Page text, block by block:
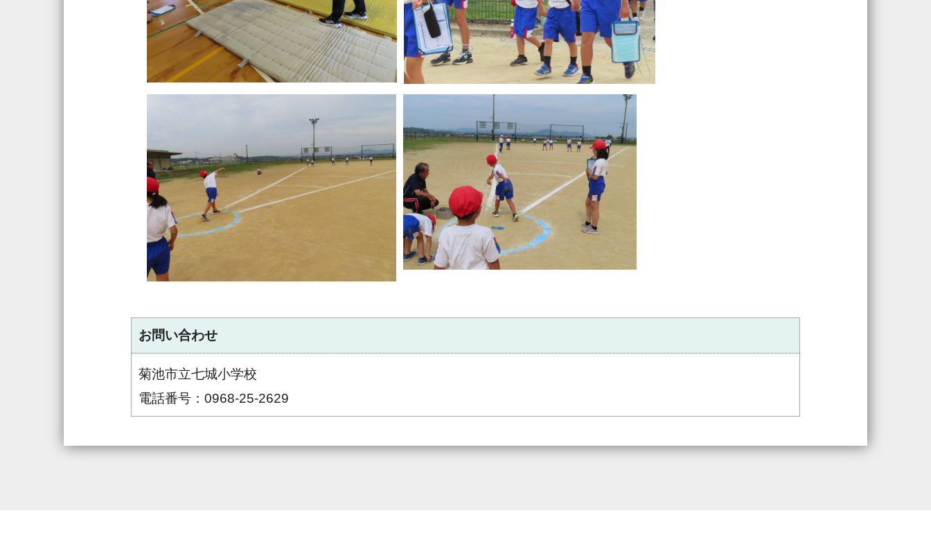
お問い合わせ
菊池市立七城小学校
電話番号：0968-25-2629